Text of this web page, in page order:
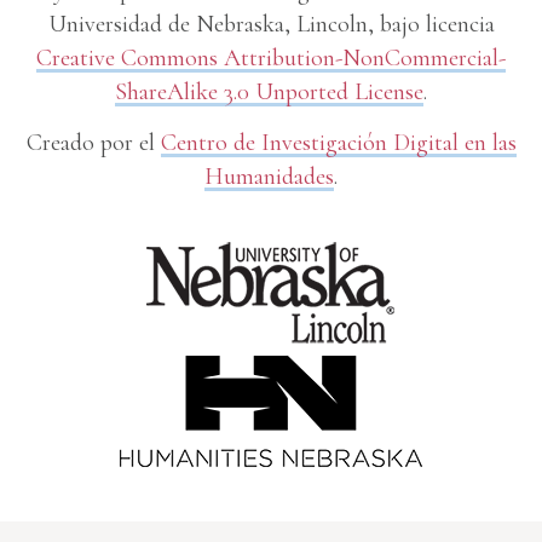
Universidad de Nebraska, Lincoln, bajo licencia
Creative Commons Attribution-NonCommercial-
ShareAlike 3.0 Unported License.
Creado por el Centro de Investigación Digital en las
Humanidades.